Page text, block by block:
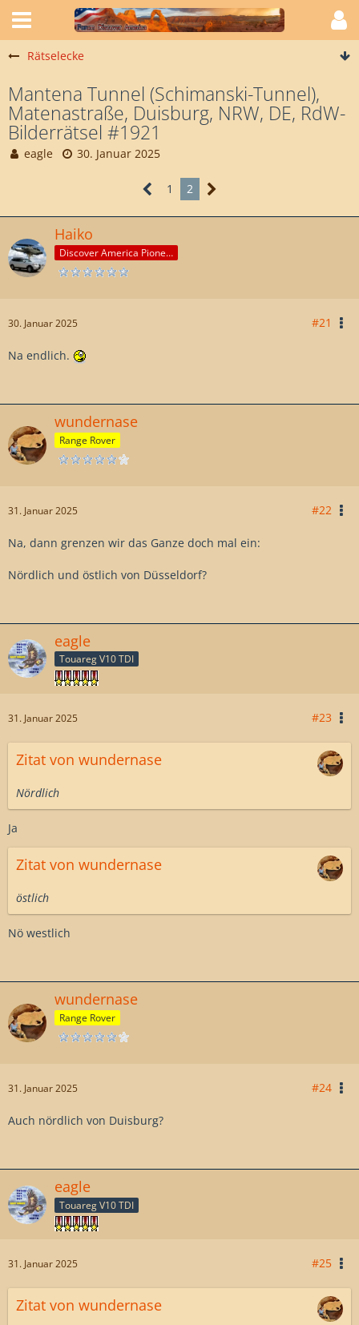
Rätselecke
Mantena Tunnel (Schimanski-Tunnel),
Matenastraße, Duisburg, NRW, DE, RdW-
Bilderrätsel #1921
eagle 30. Januar 2025
1 2
Haiko
Discover America Pioneer
30. Januar 2025 #21
Na endlich.
wundernase
Range Rover
31. Januar 2025 #22
Na, dann grenzen wir das Ganze doch mal ein:
Nördlich und östlich von Düsseldorf?
eagle
Touareg V10 TDI
31. Januar 2025 #23
Zitat von wundernase
Nördlich
Ja
Zitat von wundernase
östlich
Nö westlich
wundernase
Range Rover
31. Januar 2025 #24
Auch nördlich von Duisburg?
eagle
Touareg V10 TDI
31. Januar 2025 #25
Zitat von wundernase